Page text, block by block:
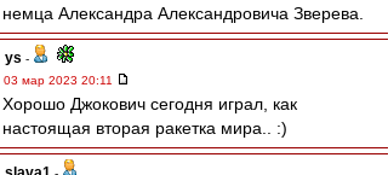
немца Александра Александровича Зверева.
ys -
03 мар 2023 20:11
Хорошо Джокович сегодня играл, как
настоящая вторая ракетка мира.. :)